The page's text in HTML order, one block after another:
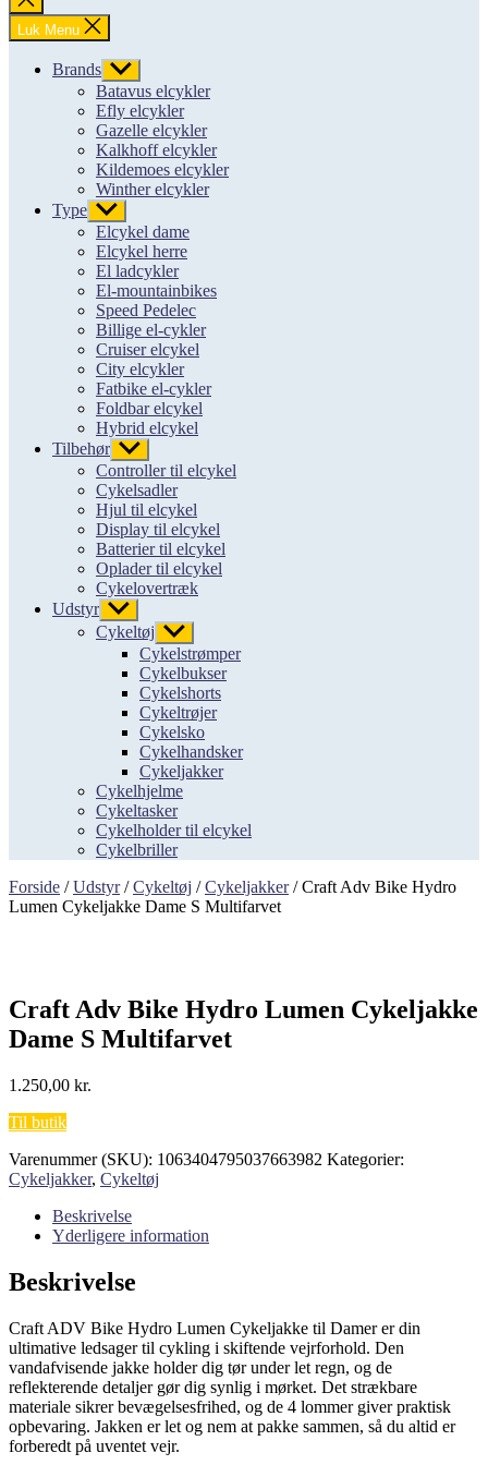
søgning
Luk Menu
Brands Vis
undermenu
Batavus elcykler
Efly elcykler
Gazelle elcykler
Kalkhoff elcykler
Kildemoes elcykler
Winther elcykler
Type Vis
undermenu
Elcykel dame
Elcykel herre
El ladcykler
El-mountainbikes
Speed Pedelec
Billige el-cykler
Cruiser elcykel
City elcykler
Fatbike el-cykler
Foldbar elcykel
Hybrid elcykel
Tilbehør Vis
undermenu
Controller til elcykel
Cykelsadler
Hjul til elcykel
Display til elcykel
Batterier til elcykel
Oplader til elcykel
Cykelovertræk
Udstyr Vis
undermenu
Cykeltøj Vis
undermenu
Cykelstrømper
Cykelbukser
Cykelshorts
Cykeltrøjer
Cykelsko
Cykelhandsker
Cykeljakker
Cykelhjelme
Cykeltasker
Cykelholder til elcykel
Cykelbriller
Forside /Udstyr/Cykeltøj /Cykeljakker/ Craft Adv Bike Hydro
Lumen Cykeljakke Dame S Multifarvet
Craft Adv Bike Hydro Lumen Cykeljakke
Dame S Multifarvet
1.250,00 kr.
Til butik
Varenummer (SKU): 1063404795037663982 Kategorier:
Cykeljakker, Cykeltøj
Beskrivelse
Yderligere information
Beskrivelse
Craft ADV Bike Hydro Lumen Cykeljakke til Damer er din
ultimative ledsager til cykling i skiftende vejrforhold. Den
vandafvisende jakke holder dig tør under let regn, og de
reflekterende detaljer gør dig synlig i mørket. Det strækbare
materiale sikrer bevægelsesfrihed, og de 4 lommer giver praktisk
opbevaring. Jakken er let og nem at pakke sammen, så du altid er
forberedt på uventet vejr.